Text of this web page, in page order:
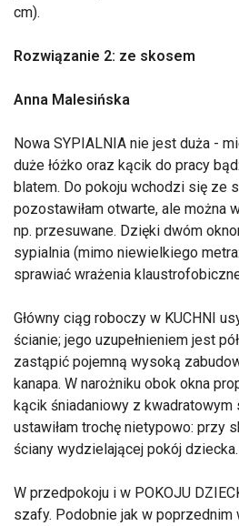
cm).
Rozwiązanie 2: ze skosem
Anna Malesińska
Nowa SYPIALNIA nie jest duża -
duże łóżko oraz kącik do pracy
blatem. Do pokoju wchodzi się ze
pozostawiłam otwarte, ale można
np. przesuwane. Dzięki dwóm
sypialnia (mimo niewielkiego
sprawiać wrażenia
Główny ciąg roboczy w KUCHNI
ścianie; jego uzupełnieniem jest
zastąpić pojemną wysoką
kanapa. W narożniku obok okna
kącik śniadaniowy z kwadratowym
ustawiłam trochę nietypowo: przy
ściany wydzielającej pokój dziecka.
W przedpokoju i w POKOJU
szafy. Podobnie jak w poprzednim